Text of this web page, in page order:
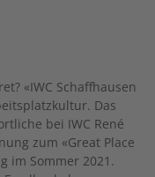
«IWC Schaffhausen
Das
bei IWC René
zum «Great Place
im Sommer 2021.